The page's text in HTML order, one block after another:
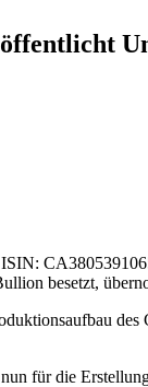
besetzt,
für die